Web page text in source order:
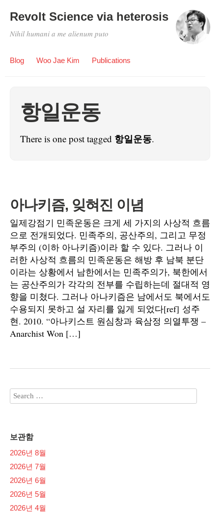
Revolt Science via heterosis
Nihil humani a me alienum puto
Blog Woo Jae Kim Publications
항일운동
There is one post tagged 항일운동.
아나키즘, 잊혀진 이념
일제강점기 민족운동은 크게 세 가지의 사상적 흐름
으로 전개되었다. 민족주의, 공산주의, 그리고 무정
부주의 (이하 아나키즘)이라 할 수 있다. 그러나 이
러한 사상적 흐름의 민족운동은 해방 후 남북 분단
이라는 상황에서 남한에서는 민족주의가, 북한에서
는 공산주의가 각각의 전부를 수립하는데 절대적 영
향을 미쳤다. 그러나 아나키즘은 남에서도 북에서도
수용되지 못하고 설 자리를 잃게 되었다[ref] 성주
현. 2010. “아나키스트 원심창과 육삼정 의열투쟁 –
Anarchist Won […]
보관함
2026년 8월
2026년 7월
2026년 6월
2026년 5월
2026년 4월